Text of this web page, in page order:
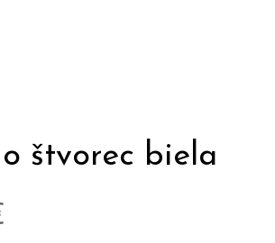
štvorec biela